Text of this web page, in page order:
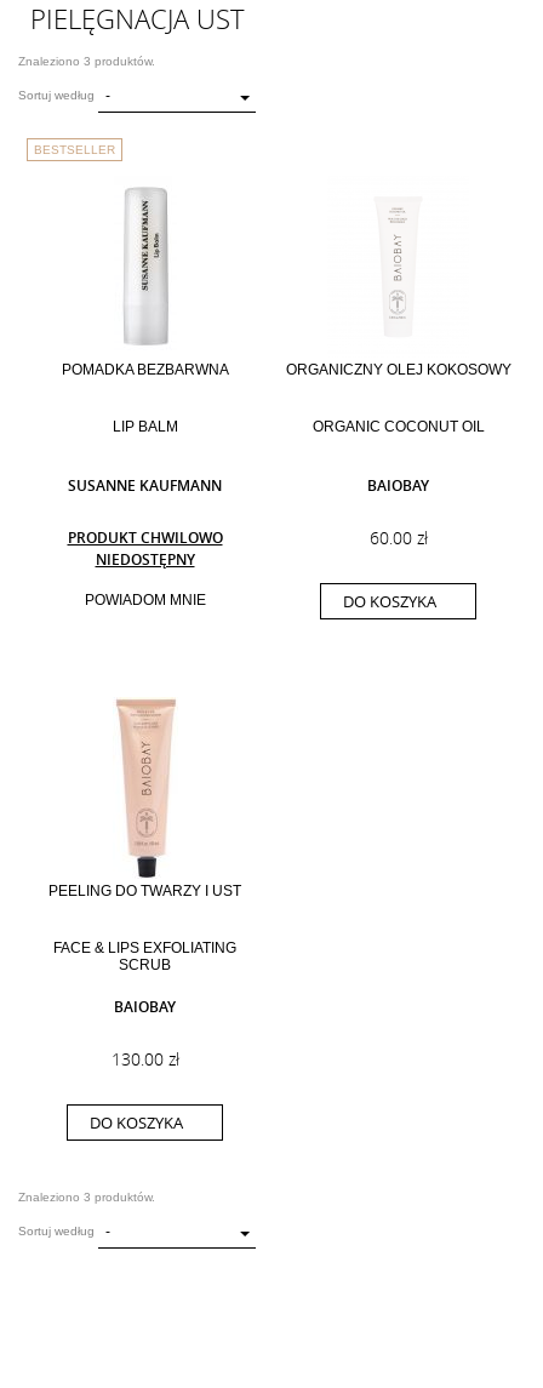
PIELĘGNACJA UST
Znaleziono 3 produktów.
Sortuj według -
BESTSELLER
POMADKA BEZBARWNA
LIP BALM
SUSANNE KAUFMANN
PRODUKT CHWILOWO
NIEDOSTĘPNY
POWIADOM MNIE
ORGANICZNY OLEJ KOKOSOWY
ORGANIC COCONUT OIL
BAIOBAY
60.00 zł
DO KOSZYKA
PEELING DO TWARZY I UST
FACE & LIPS EXFOLIATING
SCRUB
BAIOBAY
130.00 zł
DO KOSZYKA
Znaleziono 3 produktów.
Sortuj według -